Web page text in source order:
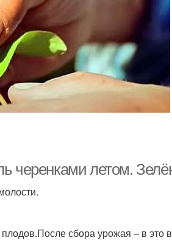
черенками летом.
сбора урожая – в это